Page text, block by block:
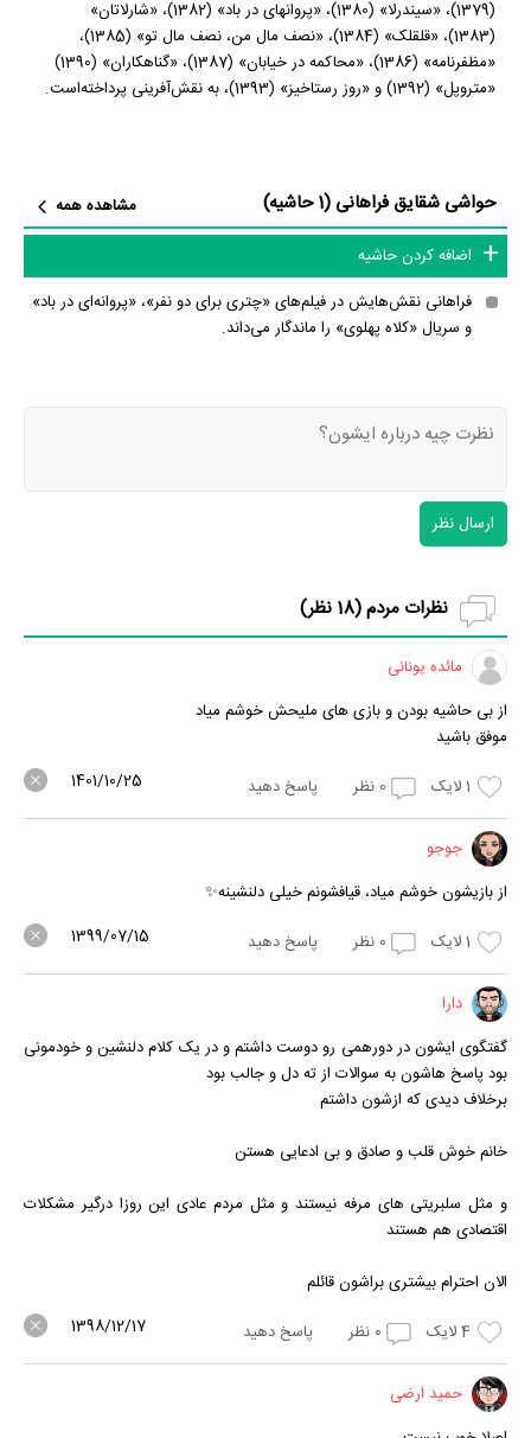
(1379)، «سیندرلا» (1380)، «پروانه‎ای در باد» (1382)، «شارلاتان»
(1383)، «قلقلک» (1384)، «نصف مال من، نصف مال تو» (1385)،
«مظفرنامه» (1386)، «محاکمه در خیابان» (1387)، «گناهکاران» (1390)
«متروپل» (1392) و «روز رستاخیز» (1393)، به نقش‌آفرینی پرداخته‌‌است.
حواشی شقایق فراهانی (1 حاشیه)
مشاهده همه
اضافه کردن حاشیه
فراهانی نقش‌هایش در فیلم‌های «چتری برای دو نفر»، «پروانه‌ای در باد»
و سریال «کلاه پهلوی» را ماندگار می‌داند.
ارسال نظر
نظرات مردم (18 نظر)
مائده یونانی
از بی حاشیه بودن و بازی های ملیحش خوشم میاد
موفق باشید
1لایک 0 نظر پاسخ دهید 1401/10/25
جوجو
از بازیشون خوشم میاد، قیافشونم خیلی دلنشینه✨
1لایک 0 نظر پاسخ دهید 1399/07/15
دارا
گفتگوی ایشون در دورهمی رو دوست داشتم و در یک کلام دلنشین و خودمونی
بود پاسخ هاشون به سوالات از ته دل و جالب بود
برخلاف دیدی که ازشون داشتم
خانم خوش قلب و صادق و بی ادعایی هستن
و مثل سلبریتی های مرفه نیستند و مثل مردم عادی این روزا درگیر مشکلات
اقتصادی هم هستند
الان احترام بیشتری براشون قائلم
4لایک 0 نظر پاسخ دهید 1398/12/17
حمید ارضی